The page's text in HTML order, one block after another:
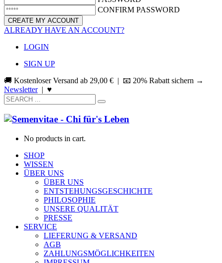
CONFIRM PASSWORD
ALREADY HAVE AN ACCOUNT?
LOGIN
SIGN UP
🚚 Kostenloser Versand ab 29,00 € | 📧 20% Rabatt sichern →
Newsletter| ♥
No products in cart.
SHOP
WISSEN
ÜBER UNS
ÜBER UNS
ENTSTEHUNGSGESCHICHTE
PHILOSOPHIE
UNSERE QUALITÄT
PRESSE
SERVICE
LIEFERUNG & VERSAND
AGB
ZAHLUNGSMÖGLICHKEITEN